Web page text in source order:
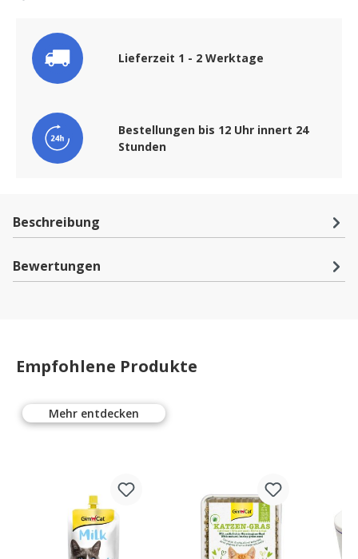
Lieferzeit 1 - 2 Werktage
Bestellungen bis 12 Uhr innert 24
Stunden
Beschreibung
Bewertungen
Empfohlene Produkte
Mehr entdecken